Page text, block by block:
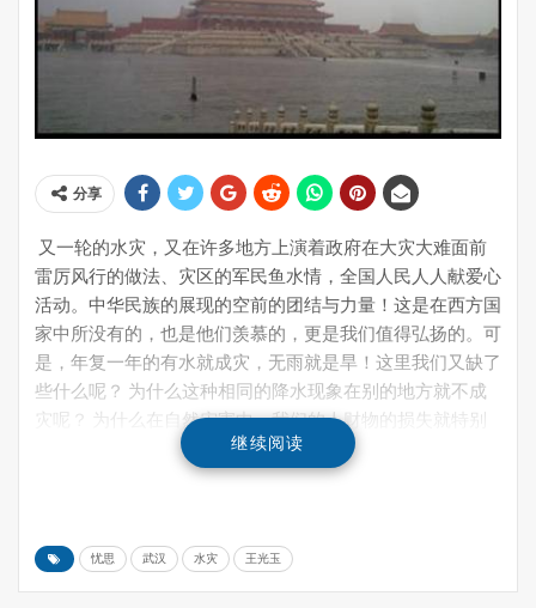
分享
又一轮的水灾，又在许多地方上演着政府在大灾大难面前
雷厉风行的做法、灾区的军民鱼水情，全国人民人人献爱心
活动。中华民族的展现的空前的团结与力量！这是在西方国
家中所没有的，也是他们羡慕的，更是我们值得弘扬的。可
是，年复一年的有水就成灾，无雨就是旱！这里我们又缺了
些什么呢？ 为什么这种相同的降水现象在别的地方就不成
灾呢？ 为什么在自然灾害中，我们的人财物的损失就特别
巨大呢……? 我们不妨在伤疤愈合之前，找些原因吧！全球
气候变化是我们不得不考虑的议题，也是许多政府首脑会归
水和海平面不断上升趋势。特别是今年厄尔尼诺-南方振荡
现象（El Niño-Southern Oscillation，简称ENSO）特别活
继续阅读
忧思 武汉 水灾 王光玉